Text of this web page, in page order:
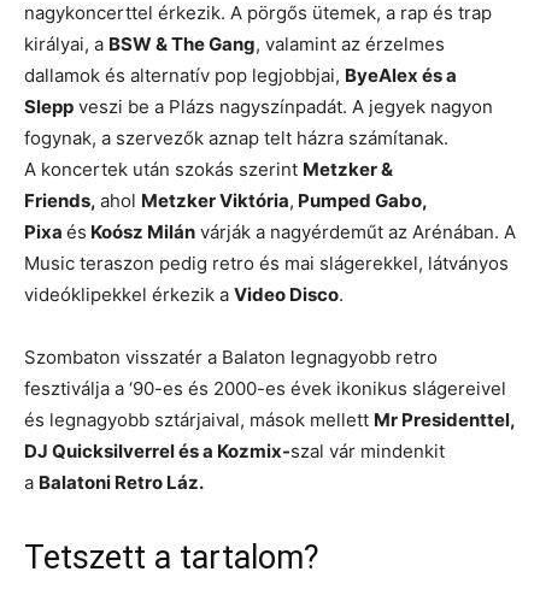
nagykoncerttel érkezik. A pörgős ütemek, a rap és trap
királyai, a BSW & The Gang, valamint az érzelmes
dallamok és alternatív pop legjobbjai, ByeAlex és a
Slepp veszi be a Plázs nagyszínpadát. A jegyek nagyon
fogynak, a szervezők aznap telt házra számítanak.
A koncertek után szokás szerint Metzker &
Friends, ahol Metzker Viktória, Pumped Gabo,
Pixa és Koósz Milán várják a nagyérdeműt az Arénában. A
Music teraszon pedig retro és mai slágerekkel, látványos
videóklipekkel érkezik a Video Disco.
Szombaton visszatér a Balaton legnagyobb retro
fesztiválja a ‘90-es és 2000-es évek ikonikus slágereivel
és legnagyobb sztárjaival, mások mellett Mr Presidenttel,
DJ Quicksilverrel és a Kozmix-szal vár mindenkit
a Balatoni Retro Láz.
Tetszett a tartalom?